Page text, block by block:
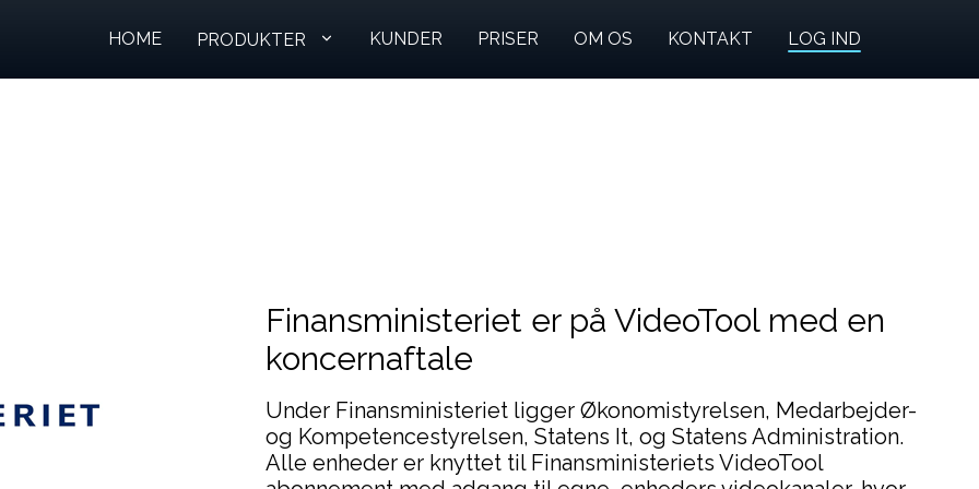
HOME PRODUKTER KUNDER PRISER OM OS KONTAKT LOG IND
Finansministeriet er på VideoTool med en
koncernaftale
Under Finansministeriet ligger Økonomistyrelsen, Medarbejder-
og Kompetencestyrelsen, Statens It, og Statens Administration.
Alle enheder er knyttet til Finansministeriets VideoTool